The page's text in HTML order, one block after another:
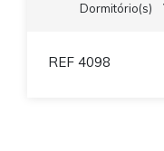
Dormitório(s)
REF 4098